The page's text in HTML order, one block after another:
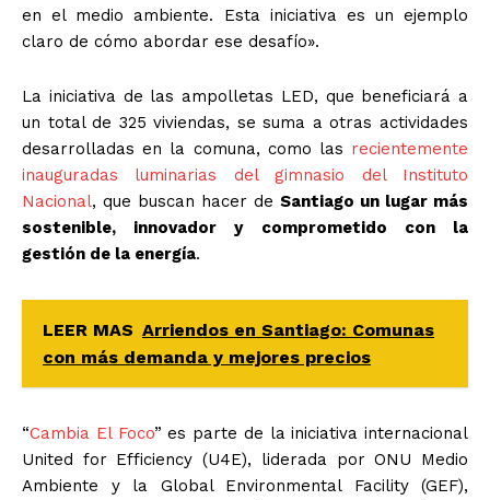
en el medio ambiente. Esta iniciativa es un ejemplo
claro de cómo abordar ese desafío».
La iniciativa de las ampolletas LED, que beneficiará a
un total de 325 viviendas, se suma a otras actividades
desarrolladas en la comuna, como las recientemente
inauguradas luminarias del gimnasio del Instituto
Nacional, que buscan hacer de Santiago un lugar más
sostenible, innovador y comprometido con la
gestión de la energía.
LEER MAS Arriendos en Santiago: Comunas
con más demanda y mejores precios
“Cambia El Foco” es parte de la iniciativa internacional
United for Efficiency (U4E), liderada por ONU Medio
Ambiente y la Global Environmental Facility (GEF),